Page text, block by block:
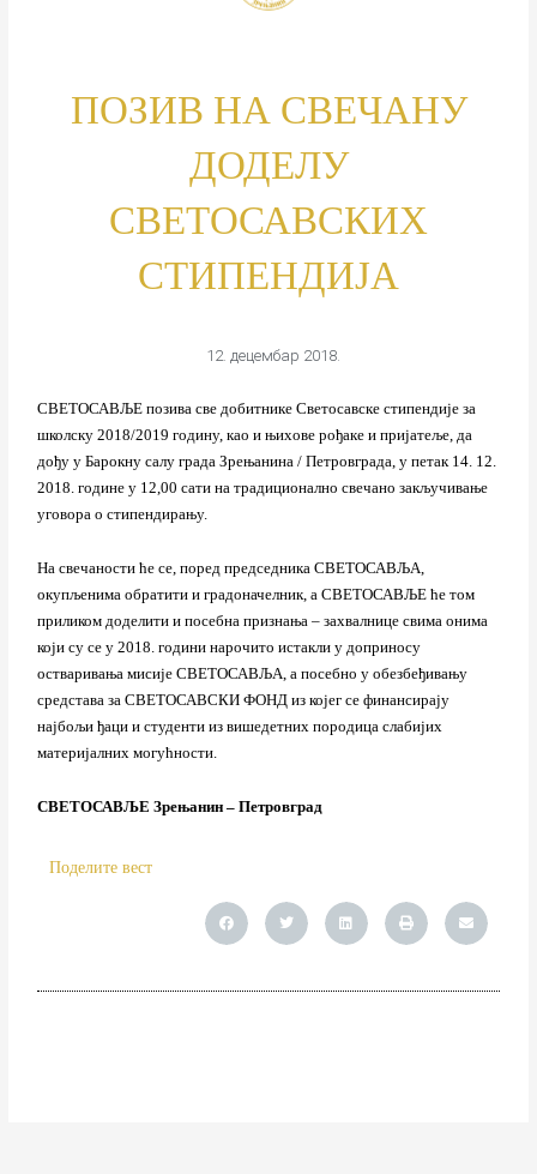
ПОЗИВ НА СВЕЧАНУ
ДОДЕЛУ
СВЕТОСАВСКИХ
СТИПЕНДИЈА
12. децембар 2018.
СВЕТОСАВЉЕ позива све добитнике Светосавске стипендије за
школску 2018/2019 годину, као и њихове рођаке и пријатеље, да
дођу у Барокну салу града Зрењанина / Петровграда, у петак 14. 12.
2018. године у 12,00 сати на традиционално свечано закључивање
уговора о стипендирању.
На свечаности ће се, поред председника СВЕТОСАВЉА,
окупљенима обратити и градоначелник, а СВЕТОСАВЉЕ ће том
приликом доделити и посебна признања – захвалнице свима онима
који су се у 2018. години нарочито истакли у доприносу
остваривања мисије СВЕТОСАВЉА, а посебно у обезбеђивању
средстава за СВЕТОСАВСКИ ФОНД из којег се финансирају
најбољи ђаци и студенти из вишедетних породица слабијих
материјалних могућности.
СВЕТОСАВЉЕ Зрењанин – Петровград
Поделите вест